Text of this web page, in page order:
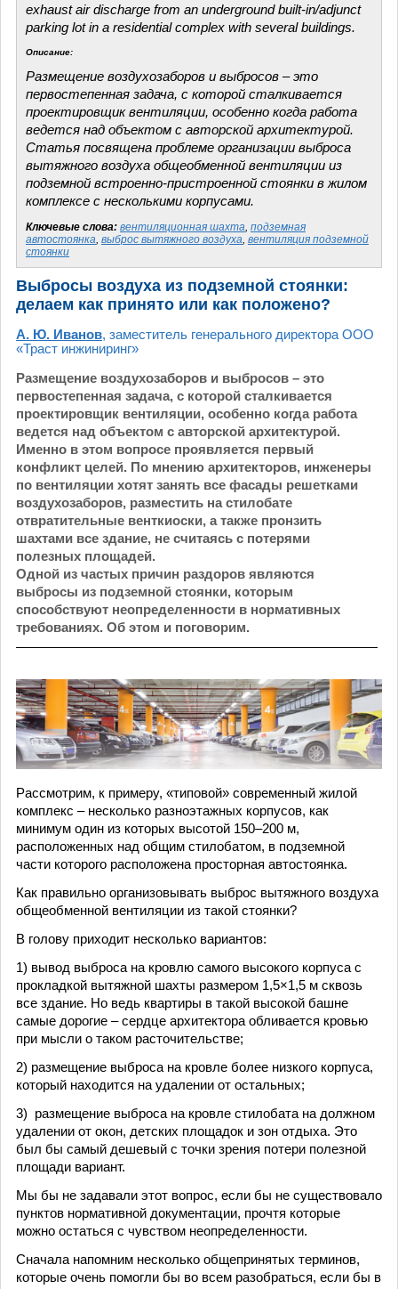
exhaust air discharge from an underground built-in/adjunct
parking lot in a residential complex with several buildings.
Описание:
Размещение воздухозаборов и выбросов – это
первостепенная задача, с которой сталкивается
проектировщик вентиляции, особенно когда работа
ведется над объектом с авторской архитектурой.
Статья посвящена проблеме организации выброса
вытяжного воздуха общеобменной вентиляции из
подземной встроенно-пристроенной стоянки в жилом
комплексе с несколькими корпусами.
Ключевые слова: вентиляционная шахта, подземная
автостоянка, выброс вытяжного воздуха, вентиляция подземной
стоянки
Выбросы воздуха из подземной стоянки:
делаем как принято или как положено?
А. Ю. Иванов, заместитель генерального директора ООО
«Траст инжиниринг»
Размещение воздухозаборов и выбросов – это
первостепенная задача, с которой сталкивается
проектировщик вентиляции, особенно когда работа
ведется над объектом с авторской архитектурой.
Именно в этом вопросе проявляется первый
конфликт целей. По мнению архитекторов, инженеры
по вентиляции хотят занять все фасады решетками
воздухозаборов, разместить на стилобате
отвратительные венткиоски, а также пронзить
шахтами все здание, не считаясь с потерями
полезных площадей.
Одной из частых причин раздоров являются
выбросы из подземной стоянки, которым
способствуют неопределенности в нормативных
требованиях. Об этом и поговорим.
Рассмотрим, к примеру, «типовой» современный жилой
комплекс – несколько разноэтажных корпусов, как
минимум один из которых высотой 150–200 м,
расположенных над общим стилобатом, в подземной
части которого расположена просторная автостоянка.
Как правильно организовывать выброс вытяжного воздуха
общеобменной вентиляции из такой стоянки?
В голову приходит несколько вариантов:
1) вывод выброса на кровлю самого высокого корпуса с
прокладкой вытяжной шахты размером 1,5×1,5 м сквозь
все здание. Но ведь квартиры в такой высокой башне
самые дорогие – сердце архитектора обливается кровью
при мысли о таком расточительстве;
2) размещение выброса на кровле более низкого корпуса,
который находится на удалении от остальных;
3) размещение выброса на кровле стилобата на должном
удалении от окон, детских площадок и зон отдыха. Это
был бы самый дешевый с точки зрения потери полезной
площади вариант.
Мы бы не задавали этот вопрос, если бы не существовало
пунктов нормативной документации, прочтя которые
можно остаться с чувством неопределенности.
Сначала напомним несколько общепринятых терминов,
которые очень помогли бы во всем разобраться, если бы в